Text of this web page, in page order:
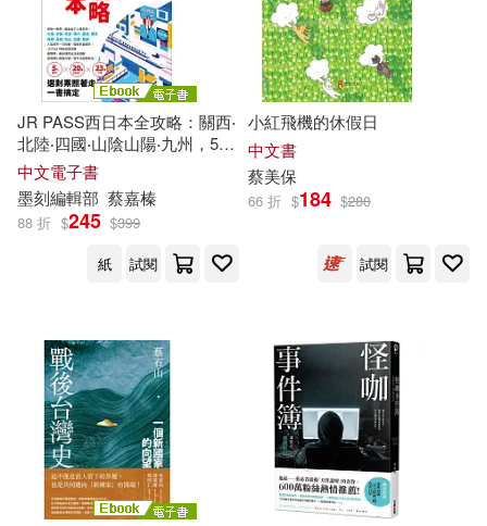
蔡基剛（總主編）(13)
蔡子強(13) 蔡宏昭(13)
蔡惠芳(13) 蔡昆道(13)
蔡昭儀(13) 蔡麗玲(13)
陌上桑(13) 陳重銘(13)
顏志豪(13) （韓）蔡炳夏(13)
Gwon Gyeoeul(12)
ころも(12)
現代出版社(38)
生活‧讀書‧新知三聯書店(38)
音樂之橋(38) 字畝文化(37)
橄欖(37)
玉山社(36)
吉林出版集團有限責任公司(35)
上海人民出版社(34)
JR PASS西日本全攻略：關西‧
北陸‧四國‧山陰山陽‧九州，5大
區域 × 20種PASS × 23條行
程，選對票照著走一書搞定 (電
子書)
中文電子書
墨刻編輯部 蔡嘉榛
88 折 $245 $399
紙
試閱
小紅飛機的休假日
中文書
蔡美保
66 折 $184 $280
試閱